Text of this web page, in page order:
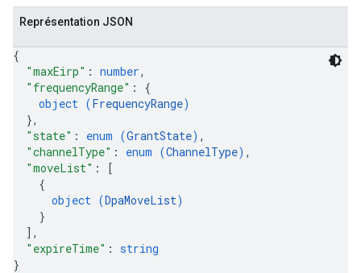
Représentation JSON
{
"maxEirp" : number,
"frequencyRange" : {
object (FrequencyRange)
},
"state" : enum (GrantState) ,
"channelType" : enum (ChannelType) ,
"moveList" :
[
{
object (DpaMoveList)
}
] ,
"expireTime" : string
}